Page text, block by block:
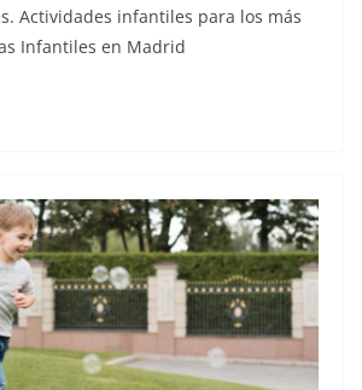
Actividades infantiles para los más
Infantiles en Madrid